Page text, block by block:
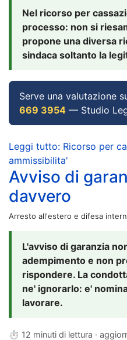
Nel ricorso per
processo: non si
propone una diversa
sindaca soltanto la
Serve una valutazione
669 3954 — Studio
Leggi tutto: Ricorso per
ammissibilita'
Avviso di
davvero
Arresto all'estero e difesa
L'avviso di garanzia
adempimento e non
rispondere. La
ne' ignorarlo: e'
lavorare.
⏱ 12 minuti di lettura ·